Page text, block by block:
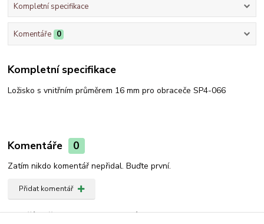
Kompletní specifikace
Komentáře 0
Kompletní specifikace
Ložisko s vnitřním průměrem 16 mm pro obraceče SP4-066
Komentáře 0
Zatím nikdo komentář nepřidal. Buďte první.
Přidat komentář
Zboží zařazeno v kategoriích